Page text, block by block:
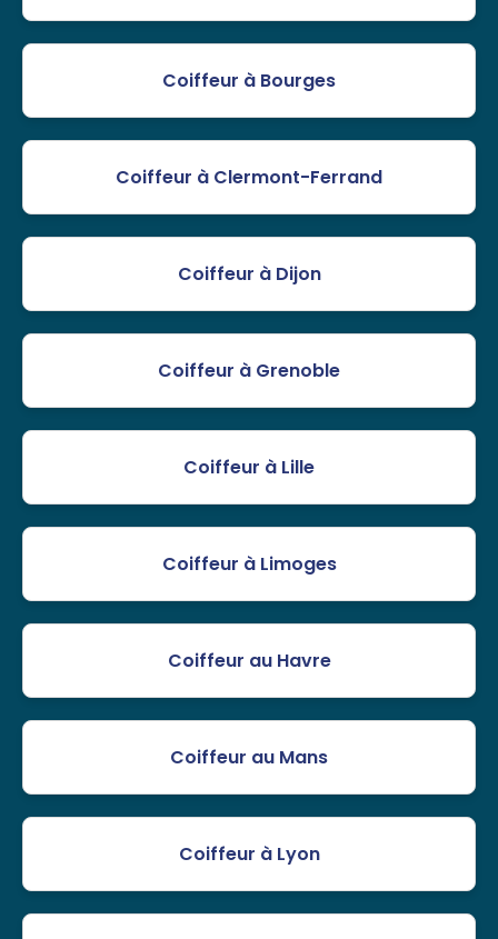
Coiffeur à Bourges
Coiffeur à Clermont-Ferrand
Coiffeur à Dijon
Coiffeur à Grenoble
Coiffeur à Lille
Coiffeur à Limoges
Coiffeur au Havre
Coiffeur au Mans
Coiffeur à Lyon